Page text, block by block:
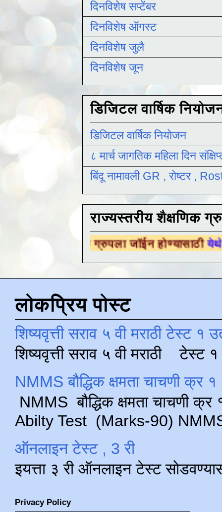
दिनविशेष सप्टेंबर
दिनविशेष ऑगस्ट
दिनविशेष जुलै
दिनविशेष जून
डिजिटल वार्षिक
डिजिटल वार्षिक नियोजन
८ मार्च जागतिक महिला दिन
बिंदू नामावली GR , रोष्टर ,
राज्यस्तरीय शैक्षणिक
ग्रुपला जॉईन होण्यासाठीयेथे क्लिक करा .
लोकप्रिय पोस्ट
शिष्यवृत्ती सराव ५ वी मराठी टेस्ट १
शिष्यवृत्ती सराव ५ वी मराठी टेस्ट
NMMS बौद्धिक क्षमता चाचणी क्र
NMMS बौद्धिक क्षमता चाचणी
Abilty Test (Marks-90) NMMS
ऑनलाइन टेस्ट , 3 री
इयत्ता ३ री ऑनलाइन टेस्ट
Privacy Policy